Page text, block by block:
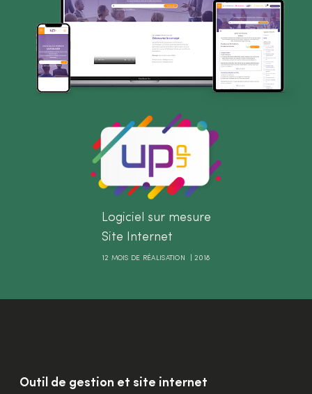
Logiciel sur mesure
Site Internet
12 MOIS DE RÉALISATION | 2018
Outil de gestion et site internet